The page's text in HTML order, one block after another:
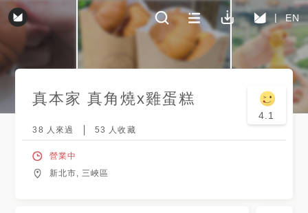
EN
真本家 真角燒x雞蛋糕
4.1
38 人來過 53 人收藏
營業中
新北市, 三峽區